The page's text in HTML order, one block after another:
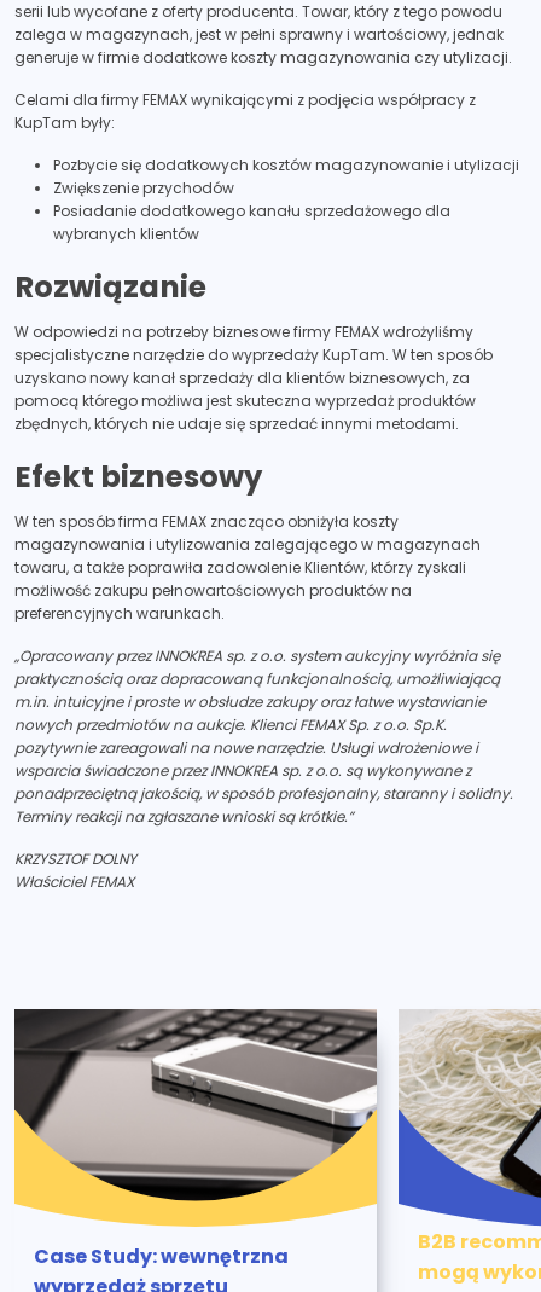
serii lub wycofane z oferty producenta. Towar, który z tego powodu
zalega w magazynach, jest w pełni sprawny i wartościowy, jednak
generuje w firmie dodatkowe koszty magazynowania czy utylizacji.
Celami dla firmy FEMAX wynikającymi z podjęcia współpracy z
KupTam były:
Pozbycie się dodatkowych kosztów magazynowanie i utylizacji
Zwiększenie przychodów
Posiadanie dodatkowego kanału sprzedażowego dla
wybranych klientów
Rozwiązanie
W odpowiedzi na potrzeby biznesowe firmy FEMAX wdrożyliśmy
specjalistyczne narzędzie do wyprzedaży KupTam. W ten sposób
uzyskano nowy kanał sprzedaży dla klientów biznesowych, za
pomocą którego możliwa jest skuteczna wyprzedaż produktów
zbędnych, których nie udaje się sprzedać innymi metodami.
Efekt biznesowy
W ten sposób firma FEMAX znacząco obniżyła koszty
magazynowania i utylizowania zalegającego w magazynach
towaru, a także poprawiła zadowolenie Klientów, którzy zyskali
możliwość zakupu pełnowartościowych produktów na
preferencyjnych warunkach.
„Opracowany przez INNOKREA sp. z o.o. system aukcyjny wyróżnia się
praktycznością oraz dopracowaną funkcjonalnością, umożliwiającą
m.in. intuicyjne i proste w obsłudze zakupy oraz łatwe wystawianie
nowych przedmiotów na aukcje. Klienci FEMAX Sp. z o.o. Sp.K.
pozytywnie zareagowali na nowe narzędzie. Usługi wdrożeniowe i
wsparcia świadczone przez INNOKREA sp. z o.o. są wykonywane z
ponadprzeciętną jakością, w sposób profesjonalny, staranny i solidny.
Terminy reakcji na zgłaszane wnioski są krótkie.”
KRZYSZTOF DOLNY
Właściciel FEMAX
Case Study: wewnętrzna
B2B
mogą